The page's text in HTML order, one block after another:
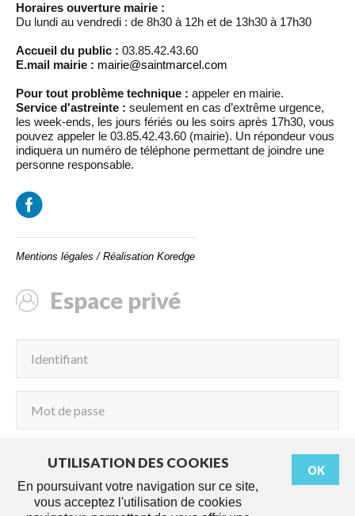
Horaires ouverture mairie :
Du lundi au vendredi : de 8h30 à 12h et de 13h30 à 17h30
Accueil du public : 03.85.42.43.60
E.mail mairie : mairie@saintmarcel.com
Pour tout problème technique : appeler en mairie.
Service d'astreinte : seulement en cas d’extrême urgence,
les week-ends, les jours fériés ou les soirs après 17h30, vous
pouvez appeler le 03.85.42.43.60 (mairie). Un répondeur vous
indiquera un numéro de téléphone permettant de joindre une
personne responsable.
Mentions légales / Réalisation Koredge
Espace privé
OK
UTILISATION DES COOKIES
En poursuivant votre navigation sur ce site,
vous acceptez l'utilisation de cookies